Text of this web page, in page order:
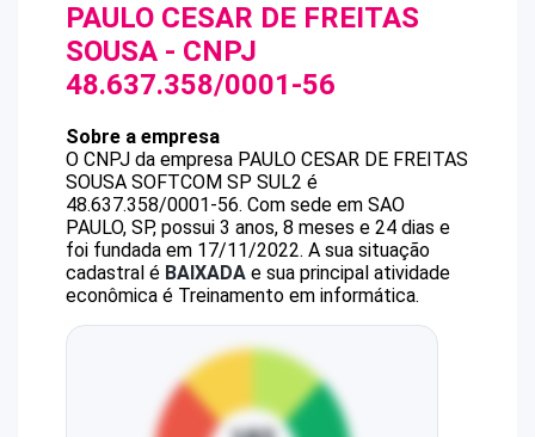
PAULO CESAR DE FREITAS
SOUSA - CNPJ
48.637.358/0001-56
Sobre a empresa
O CNPJ da empresa PAULO CESAR DE FREITAS
SOUSA SOFTCOM SP SUL2 é
48.637.358/0001-56. Com sede em SAO
PAULO, SP, possui 3 anos, 8 meses e 24 dias e
foi fundada em 17/11/2022. A sua situação
cadastral é BAIXADA e sua principal atividade
econômica é Treinamento em informática.